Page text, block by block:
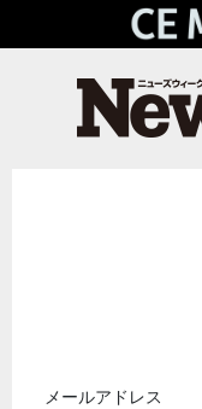
メールアドレス